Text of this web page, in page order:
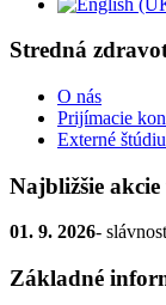
Stredná
O nás
Prijímacie
Externé
Najbližšie akcie
01. 9. 2026-
Základné